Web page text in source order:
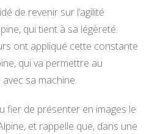
de revenir sur l’agilité
qui tient à sa légèreté.
ont appliqué cette constante
qui va permettre au
sa machine.
fier de présenter en images le
et rappelle que, dans une